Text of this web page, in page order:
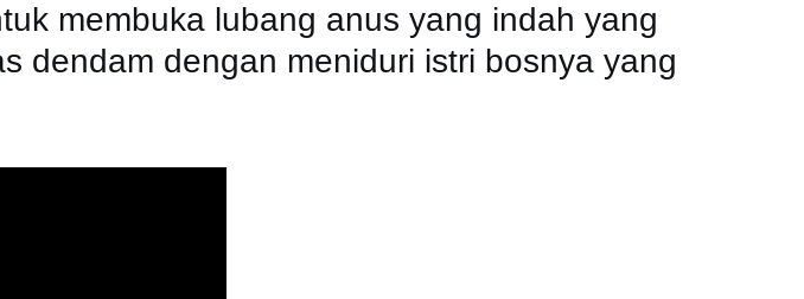
membuka lubang anus yang indah yang
dendam dengan meniduri istri bosnya yang